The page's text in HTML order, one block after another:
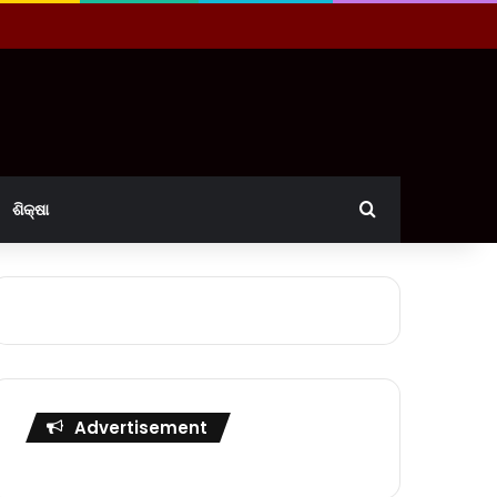
ଶିକ୍ଷା Search for
Advertisement